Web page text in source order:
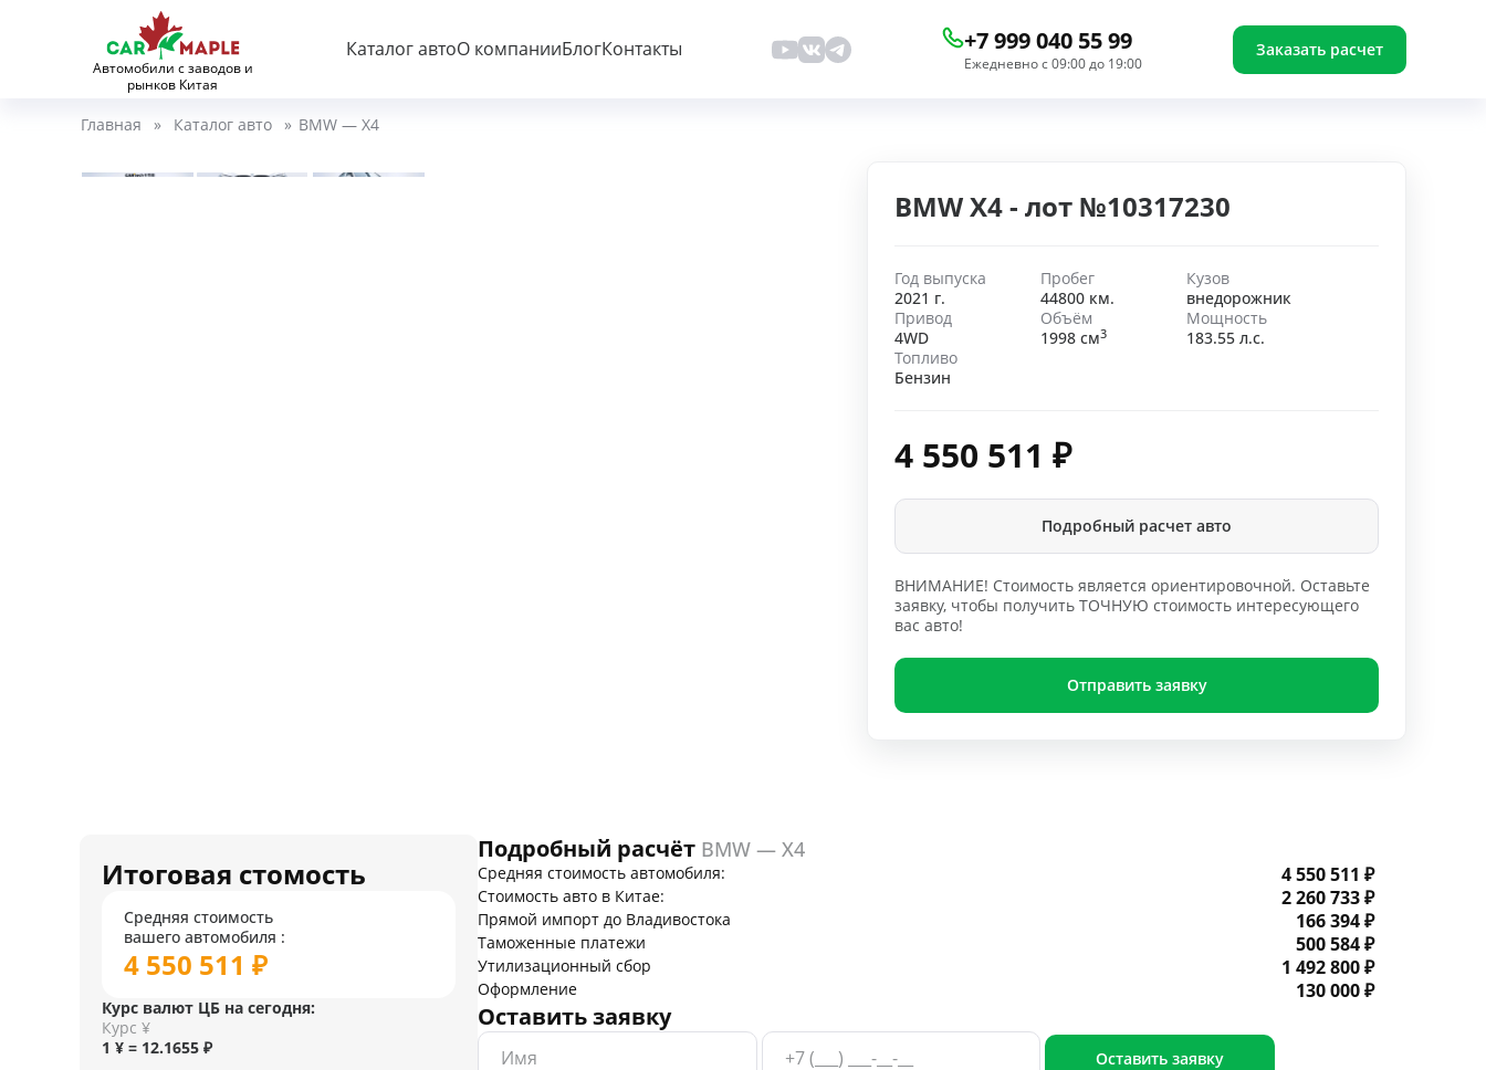
Автомобили с заводов и
рынков Китая
Каталог автоО компанииБлогКонтакты +7 999 040 55 99
Ежедневно с 09:00 до 19:00
Заказать расчет
Главная » Каталог авто » BMW — X4
BMW X4 - лот №10317230
Год выпуска
2021 г.
Пробег
44800 км.
Кузов
внедорожник
Привод
4WD
Объём
1998 см3
Мощность
183.55 л.с.
Топливо
Бензин
4 550 511 ₽
Подробный расчет авто
ВНИМАНИЕ! Стоимость является ориентировочной. Оставьте
заявку, чтобы получить ТОЧНУЮ стоимость интересующего
вас авто!
Отправить заявку
Итоговая стомость
Средняя стоимость
вашего автомобиля :
4 550 511 ₽
Курс валют ЦБ на сегодня:
Курс ¥
1 ¥ = 12.1655 ₽
Подробный расчёт BMW — X4
Средняя стоимость автомобиля: 4 550 511 ₽
Стоимость авто в Китае: 2 260 733 ₽
Прямой импорт до Владивостока 166 394 ₽
Таможенные платежи 500 584 ₽
Утилизационный сбор 1 492 800 ₽
Оформление 130 000 ₽
Оставить заявку
Оставить заявку